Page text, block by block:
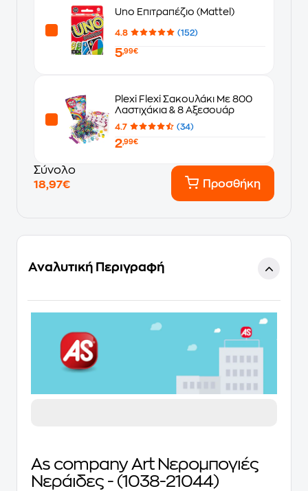
Uno Επιτραπέζιο (Mattel)
4.8 (152)
5,99€
Plexi Flexi Σακουλάκι Με 800
Λαστιχάκια & 8 Αξεσουάρ
4.7 (34)
2,99€
Σύνολο
18,97€
Προσθήκη
Αναλυτική Περιγραφή
As company Art Νερομπογιές
Νεράιδες - (1038-21044)